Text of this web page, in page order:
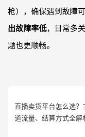
枪），确保遇到故障
出故障率低，日常多
题也更顺畅。
直播卖货平台怎么选？
道流量、结算方式全解